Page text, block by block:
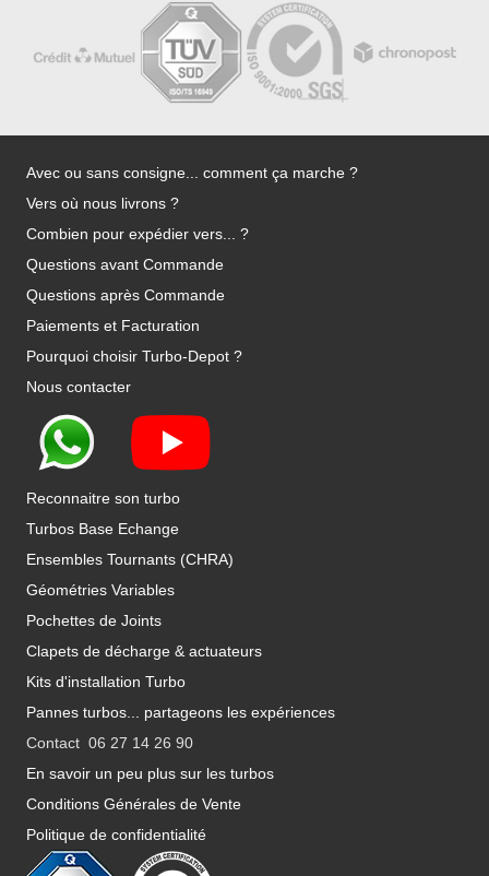
Avec ou sans consigne... comment ça marche ?
Vers où nous livrons ?
Combien pour expédier vers... ?
Questions avant Commande
Questions après Commande
Paiements et Facturation
Pourquoi choisir Turbo-Depot ?
Nous contacter
Reconnaitre son turbo
Turbos Base Echange
Ensembles Tournants (CHRA)
Géométries Variables
Pochettes de Joints
Clapets de décharge & actuateurs
Kits d'installation Turbo
Pannes turbos... partageons les expériences
Contact 06 27 14 26 90
En savoir un peu plus sur les turbos
Conditions Générales de Vente
Politique de confidentialité